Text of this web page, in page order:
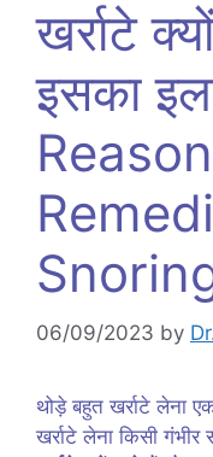
खर्राटे
इसका
06/09/2023 by
थोड़े बहुत खर्राटे लेना
खर्राटे लेना किसी